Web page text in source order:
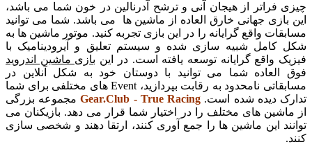
چیزی فراتر از هیجان آنی و ترشح آدرنالین در خون شما می باشد،
این بازی جهانی خارق العاده از ماشین ها می باشد. شما می توانید
مسابقات واقع گرایانه را در این بازی تجربه کنید. موتور ماشین ها به
شکل کامل شبیه سازی شده و سیستم تعلیق و آیرودینامیک با
فیزیک واقع گرایانه توسعه یافته است. در این بازی ماشین اندروید
فوق العاده شما می توانید با دوستان خود به شکل آنلاین در
مسابقاتی نامحدود به رقابت بپردازید، Event های مختلفی برای شما
تدارک دیده شده است. Gear.Club - True Racingمجموعه بزرگی
از ماشین های مختلف را در اختیار شما قرار می دهد. بازیکنان می
توانند این ماشین ها را جمع آوری کنند، ارتقا دهند و شخصی سازی
کنند.